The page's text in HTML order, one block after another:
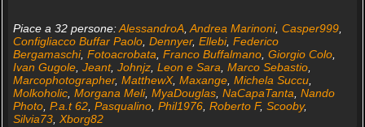
Piace a 32 persone:AlessandroA, Andrea Marinoni, Casper999,
Configliacco Buffar Paolo, Dennyer, Ellebi, Federico
Bergamaschi, Fotoacrobata Franco Buffalmano, Giorgio Colo,
Ivan Gugole, Jeant, Johnjz, Leon e Sara Marco Sebastio,
Marcophotographer, MatthewX, Maxange, Michela Succu,
Molkoholic, Morgana Meli, MyaDouglas, NaCapaTanta Nando
Photo, P.a.t 62, Pasqualino, Phil1976, Roberto F, Scooby,
Silvia73, Xborg82